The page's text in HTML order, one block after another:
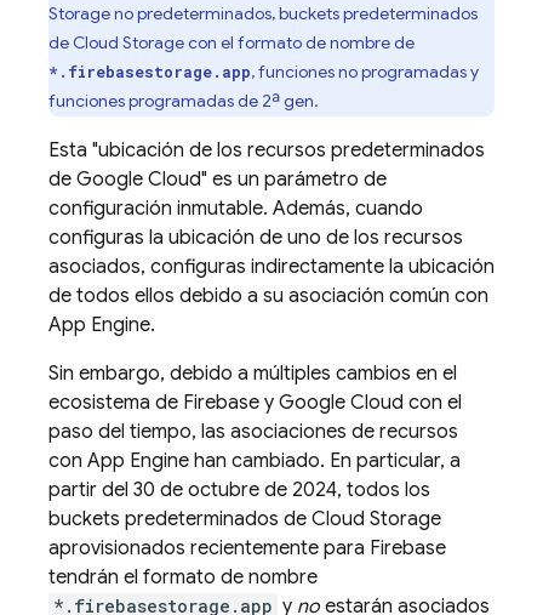
Storageno predeterminados, buckets predeterminados
de Cloud Storagecon el formato de nombre de
*.firebasestorage.app, funciones no programadas y
funciones programadas de 2ª gen.
Esta "ubicación de los recursos predeterminados
de Google Cloud" es un parámetro de
configuración inmutable. Además, cuando
configuras la ubicación de uno de los recursos
asociados, configuras indirectamente la ubicación
de todos ellos debido a su asociación común con
App Engine.
Sin embargo, debido a múltiples cambios en el
ecosistema de Firebase y Google Cloud con el
paso del tiempo, las asociaciones de recursos
con App Engine han cambiado. En particular, a
partir del 30 de octubre de 2024, todos los
buckets predeterminados de Cloud Storage
aprovisionados recientemente para Firebase
tendrán el formato de nombre
*.firebasestorage.app y no estarán asociados